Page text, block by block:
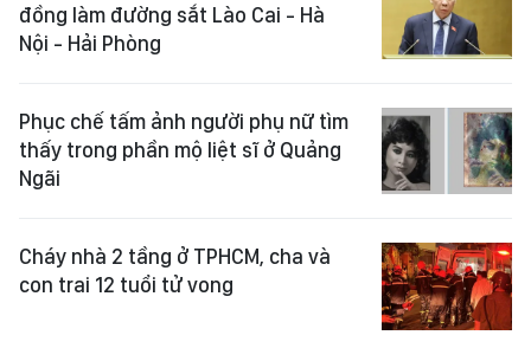
đồng làm đường sắt Lào Cai - Hà
Nội - Hải Phòng
Phục chế tấm ảnh người phụ nữ tìm
thấy trong phần mộ liệt sĩ ở Quảng
Ngãi
Cháy nhà 2 tầng ở TPHCM, cha và
con trai 12 tuổi tử vong